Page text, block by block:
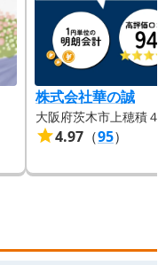
株式会社華の誠
大阪府茨木市上穂積４
4.97 （95）